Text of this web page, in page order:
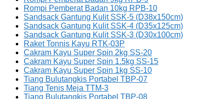
Rompi Pemberat Badan 10kg RPB-10
Sandsack Gantung Kulit SSK-5 (D38x150cm)
Sandsack Gantung Kulit SSK-4 (D35x125cm)
Sandsack Gantung Kulit SSK-3 (D30x100cm)
Raket Tonnis Kayu RTK-03P
Cakram Kayu Super Spin 2kg SS-20
Cakram Kayu Super Spin 1.5kg SS-15
Cakram Kayu Super Spin 1kg SS-10
Tiang Bulutangkis Portabel TBP-07
Tiang Tenis Meja TTM-3
Tiang Bulutangkis Portabel TBP-08